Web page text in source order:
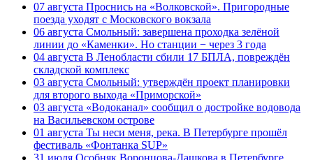
07 августа Проснись на «Волковской». Пригородные
поезда уходят с Московского вокзала
06 августа Смольный: завершена проходка зелёной
линии до «Каменки». Но станции − через 3 года
04 августа В Ленобласти сбили 17 БПЛА, повреждён
складской комплекс
03 августа Смольный: утверждён проект планировки
для второго выхода «Приморской»
03 августа «Водоканал» сообщил о достройке водовода
на Васильевском острове
01 августа Ты неси меня, река. В Петербурге прошёл
фестиваль «Фонтанка SUP»
31 июля Особняк Воронцова-Дашкова в Петербурге